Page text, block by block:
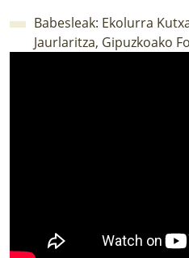
Babesleak: Ekolurra
Jaurlaritza, Gipuzkoako